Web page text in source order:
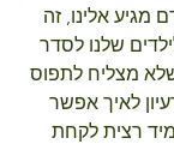
מגיע אלינו, זה
שלנו לסדר
מצליח לתפוס
לאיך אפשר
רצית לקחת